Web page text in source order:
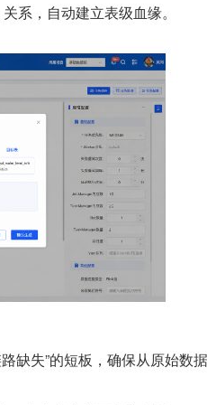
系，自动建立表级血缘。
缺失”的短板，确保从原始数